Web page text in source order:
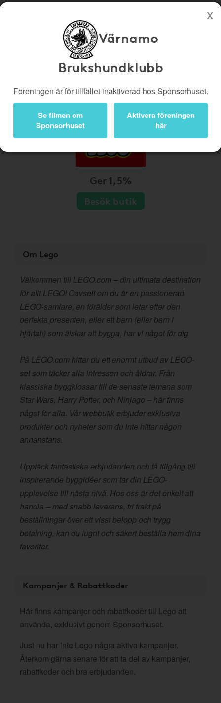
Köp genom denna sida stöttar Värnamo Brukshundklubb
Bli medlem
Logga in
Värnamo
Brukshundklubb
Föreningen är för tillfället inaktiverad hos Sponsorhuset.
Se filmen om
Sponsorhuset
Aktivera föreningen
här
Ger 1,5%
Besök butik
Om Lego
Välkommen till LEGO.com – din ultimata destination
för allt LEGO! Oavsett om du är en passionerad
LEGO-samlare, en förälder som letar efter den
perfekta presenten, eller ett barn (eller barn i
hjärtat!) som älskar att bygga, har vi något för dig.
På LEGO.com hittar du ett enormt utbud av LEGO-
set som täcker alla intressen och åldrar. Från
klassiska byggklossar till de senaste temana som
Star Wars, Harry Potter, och Ninjago – här finns
något för alla. Vår webbutik erbjuder exklusiva
produkter och nyheter som du inte hittar någon
annanstans.
Upptäck fantastiska erbjudanden och få tillgång till
inspirerande byggidéer som tar din LEGO-
upplevelse till nästa nivå. Hos oss är det enkelt att
handla – med snabb leverans, fri frakt på
beställningar över ett visst belopp och trygg
betalning, kan du lugnt och säkert beställa hem dina
favoriter.
Kampanjer & Rabattkoder
Här finns kampanjer och rabattkoder till Lego att
använda, exklusivt genom Sponsorhuset.
Just nu har inte Lego några aktiva kampanjer.
Återkom gärna senare för att ta del av kampanjer,
rabattkoder och bra erbjudanden.